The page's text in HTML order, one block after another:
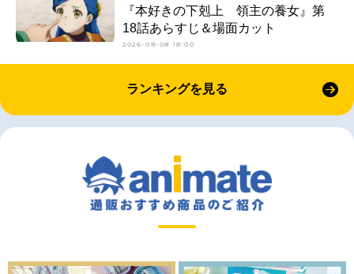
『本好きの下剋上 領主の養女』第
18話あらすじ＆場面カット
2026-08-08 18:00
ランキングを見る